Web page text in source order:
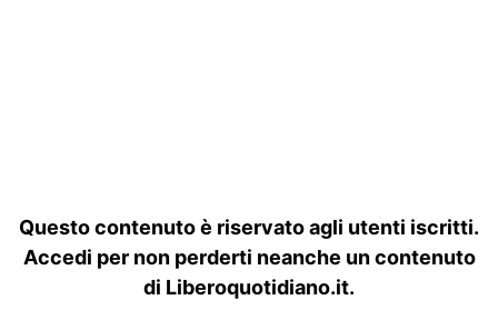
Questo contenuto è riservato agli utenti iscritti.
Accedi per non perderti neanche un contenuto
di Liberoquotidiano.it.